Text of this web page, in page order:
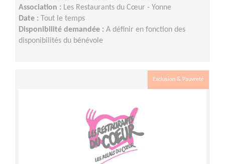
Association : Les Restaurants du Cœur - Yonne
Date : Tout le temps
Disponibilité demandée : A définir en fonction des
disponibilités du bénévole
Exclusion & Pauvreté